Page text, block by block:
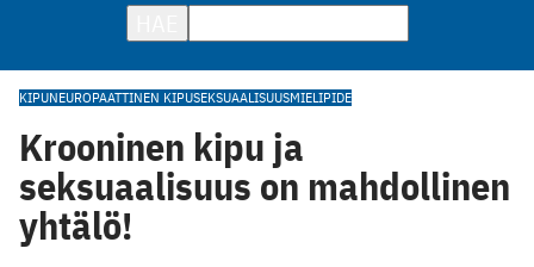
KIPUNEUROPAATTINEN KIPUSEKSUAALISUUSMIELIPIDE
Krooninen kipu ja
seksuaalisuus on mahdollinen
yhtälö!